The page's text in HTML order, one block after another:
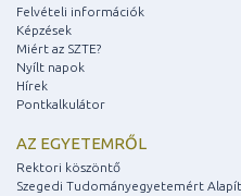
Felvételi információk
Képzések
Miért az SZTE?
Nyílt napok
Hírek
Pontkalkulátor
AZ EGYETEMRŐL
Rektori köszöntő
Szegedi Tudományegyetemért